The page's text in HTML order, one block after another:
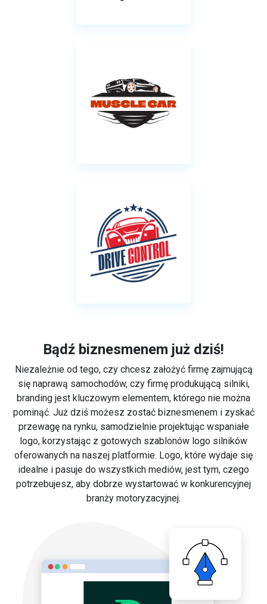
Bądź biznesmenem już dziś!
Niezależnie od tego, czy chcesz założyć firmę zajmującą
się naprawą samochodów, czy firmę produkującą silniki,
branding jest kluczowym elementem, którego nie można
pominąć. Już dziś możesz zostać biznesmenem i zyskać
przewagę na rynku, samodzielnie projektując wspaniałe
logo, korzystając z gotowych szablonów logo silników
oferowanych na naszej platformie. Logo, które wydaje się
idealne i pasuje do wszystkich mediów, jest tym, czego
potrzebujesz, aby dobrze wystartować w konkurencyjnej
branży motoryzacyjnej.